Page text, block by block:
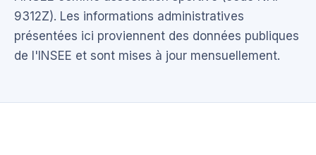
9312Z). Les informations administratives
présentées ici proviennent des données publiques
de l'INSEE et sont mises à jour mensuellement.